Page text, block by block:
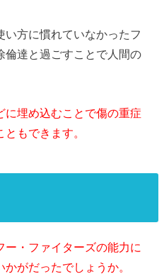
方に慣れていなかったフ
倫達と過ごすことで人間の
に埋め込むことで傷の重症
もできます。
ー・ファイターズの能力に
がだったでしょうか。